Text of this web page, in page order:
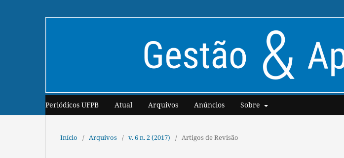
Periódicos UFPB Atual Arquivos Anúncios Sobre
Início / Arquivos / v. 6 n. 2 (2017) / Artigos de Revisão